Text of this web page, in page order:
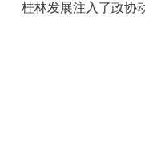
桂林发展注入了政协